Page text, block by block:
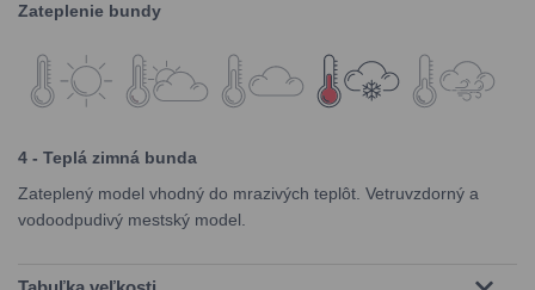
Zateplenie bundy
4 - Teplá zimná bunda
Zateplený model vhodný do mrazivých teplôt. Vetruvzdorný a
vodoodpudivý mestský model.